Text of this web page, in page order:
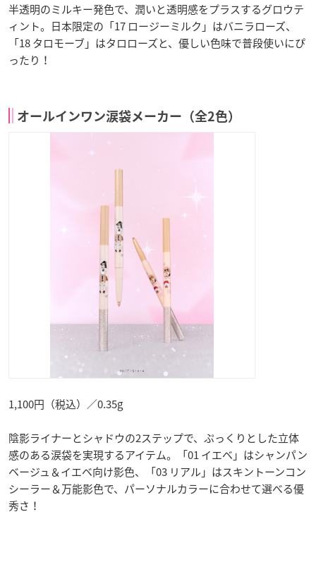
半透明のミルキー発色で、潤いと透明感をプラスするグロウテ
ィント。日本限定の「17 ロージーミルク」はバニラローズ、
「18 タロモーブ」はタロローズと、優しい色味で普段使いにぴ
ったり！
オールインワン涙袋メーカー（全2色）
1,100円（税込）／0.35g
陰影ライナーとシャドウの2ステップで、ぷっくりとした立体
感のある涙袋を実現するアイテム。「01 イエベ」はシャンパン
ベージュ＆イエベ向け影色、「03 リアル」はスキントーンコン
シーラー＆万能影色で、パーソナルカラーに合わせて選べる優
秀さ！